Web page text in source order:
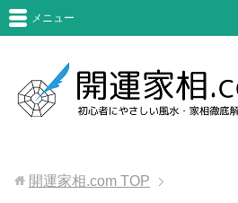
メニュー
開運家相.com TOP